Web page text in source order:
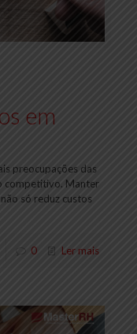
em
preocupações das
competitivo. Manter
só reduz custos
0 Ler mais